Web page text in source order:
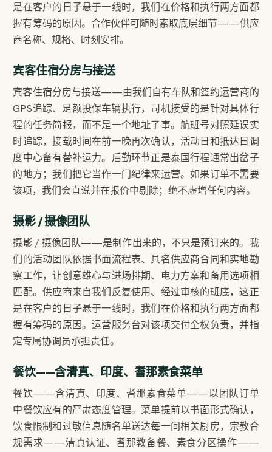
是在客户的日子悬于一线时，我们在价格和执行两方面都
握有筹码的原因。合作伙伴可随时索取底层细节——供应
商名称、规格、时刻安排。
宾客住宿分房与接送
宾客住宿分房与接送——由我们自有车队和签约运营商的
GPS追踪、足额投保车辆执行，司机接受的是针对具体行
程的任务简报，而不是一个地址了事。航班号对照延误实
时追踪，接载时间在前一晚再次确认，活动日和抵达日调
度中心备有替补运力。后勤环节正是泰国行程通常出岔子
的地方；我们把它当作一门纪律来运营。如果订单不需要
该项，我们会直说并在报价中剔除；绝不虚增任何内容。
摄影 / 摄像团队
摄影 / 摄像团队——是制作出来的，不只是预订来的。我
们的活动团队依据书面流程表、具名供应商合同和实地勘
察工作，让创意雄心与进场排期、电力方案和备用选项相
匹配。供应商来自我们反复使用、经过审核的班底，这正
是在客户的日子悬于一线时，我们在价格和执行两方面都
握有筹码的原因。运营服务台对该项交付全权负责，并指
定专属协调员承担责任。
餐饮——含清真、印度、耆那素食菜单
餐饮——含清真、印度、耆那素食菜单——以团队订单
中餐饮应有的严肃态度管理。菜单提前以书面形式确认，
饮食限制和过敏信息随名单送达每一间相关厨房，宗教合
规需求——清真认证、耆那教备餐、素食分区操作——